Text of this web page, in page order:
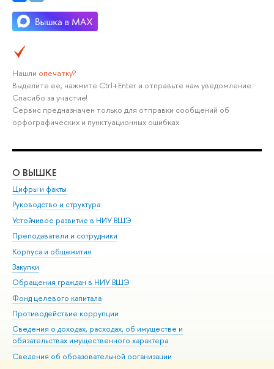
Нашли опечатку?
Выделите её, нажмите Ctrl+Enter и отправьте нам уведомление.
Спасибо за участие!
Сервис предназначен только для отправки сообщений об
орфографических и пунктуационных ошибках.
О ВЫШКЕ
Цифры и факты
Руководство и структура
Устойчивое развитие в НИУ ВШЭ
Преподаватели и сотрудники
Корпуса и общежития
Закупки
Обращения граждан в НИУ ВШЭ
Фонд целевого капитала
Противодействие коррупции
Сведения о доходах, расходах, об имуществе и
обязательствах имущественного характера
Сведения об образовательной организации